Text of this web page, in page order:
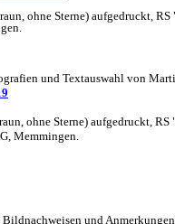
ohne Sterne) aufgedruckt,
und Textauswahl von
ohne Sterne) aufgedruckt,
Memmingen.
und